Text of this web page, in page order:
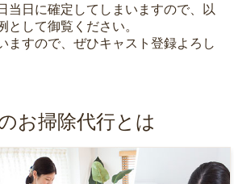
当日に確定してしまいますので、以
として御覧ください。
ますので、ぜひキャスト登録よろし
お掃除代行とは